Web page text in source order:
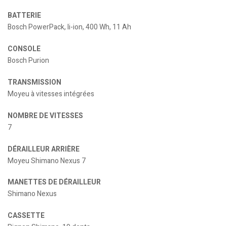
BATTERIE
Bosch PowerPack, li-ion, 400 Wh, 11 Ah
CONSOLE
Bosch Purion
TRANSMISSION
Moyeu à vitesses intégrées
NOMBRE DE VITESSES
7
DÉRAILLEUR ARRIÈRE
Moyeu Shimano Nexus 7
MANETTES DE DÉRAILLEUR
Shimano Nexus
CASSETTE